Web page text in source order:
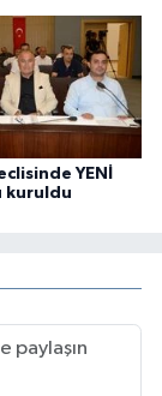
YENİ
kuruldu